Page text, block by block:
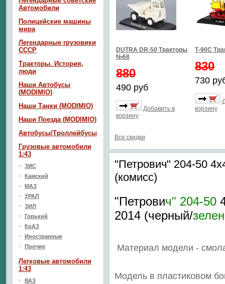
DUTRA DR-50 Тракторы
№68
880
490 руб
Добавить в
корзину
Т-90С
830
730
корзину
Все скидки
"Петрович" 204-50
(комисс)
"Петрович" 204-50
2014 (черный/
Материал модели -
Модель в пластиковом
Автомобили
Полицейские машины
мира
Легендарные грузовики
СССР
Тракторы. История,
люди
Наши Автобусы
(MODIMIO)
Наши Танки (MODIMIO)
Наши Поезда (MODIMIO)
Автобусы/Троллейбусы
Грузовые автомобили
1:43
ЗИС
Камский
МАЗ
УРАЛ
ЗИЛ
Горький
КрАЗ
Иностранные
Прочие
Легковые автомобили
1:43
ВАЗ